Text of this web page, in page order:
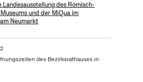
Landesausstellung des Römisch-
und der MiQua im
Neumarkt
des Bezirksrathauses in